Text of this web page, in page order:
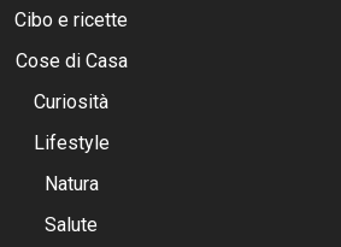
Cibo e ricette
Cose di Casa
Curiosità
Lifestyle
Natura
Salute